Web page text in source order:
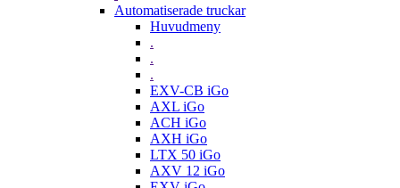
Automatiserade truckar
Huvudmeny
.
.
.
EXV-CB iGo
AXL iGo
ACH iGo
AXH iGo
LTX 50 iGo
AXV 12 iGo